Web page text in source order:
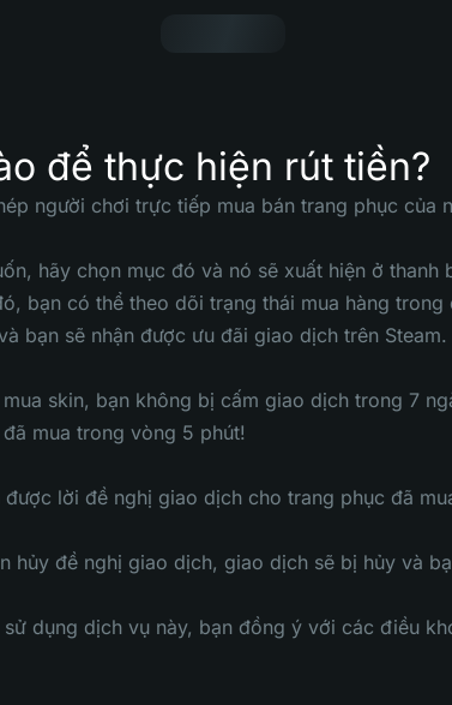
để thực hiện rút tiền?
người chơi trực tiếp mua bán trang phục của
hãy chọn mục đó và nó sẽ xuất hiện ở
bạn có thể theo dõi trạng thái mua hàng
bạn sẽ nhận được ưu đãi giao dịch trên Steam.
skin, bạn không bị cấm giao dịch trong 7
mua trong vòng 5 phút!
được lời đề nghị giao dịch cho trang phục đã
hủy đề nghị giao dịch, giao dịch sẽ bị hủy và
dụng dịch vụ này, bạn đồng ý với các điều